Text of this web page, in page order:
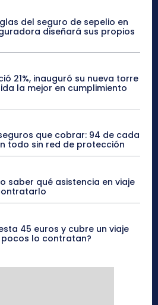
del seguro de sepelio en
diseñará sus propios
21%, inauguró su nueva torre
la mejor en cumplimiento
que cobrar: 94 de cada
todo sin red de protección
saber qué asistencia en viaje
45 euros y cubre un viaje
pocos lo contratan?